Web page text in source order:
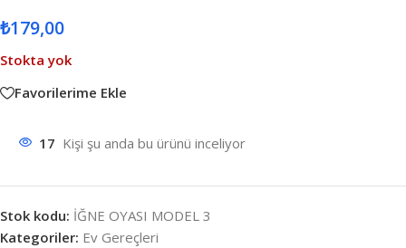
₺179,00
Stokta yok
Favorilerime Ekle
17 Kişi şu anda bu ürünü inceliyor
Stok kodu: İĞNE OYASI MODEL 3
Kategoriler: Ev Gereçleri